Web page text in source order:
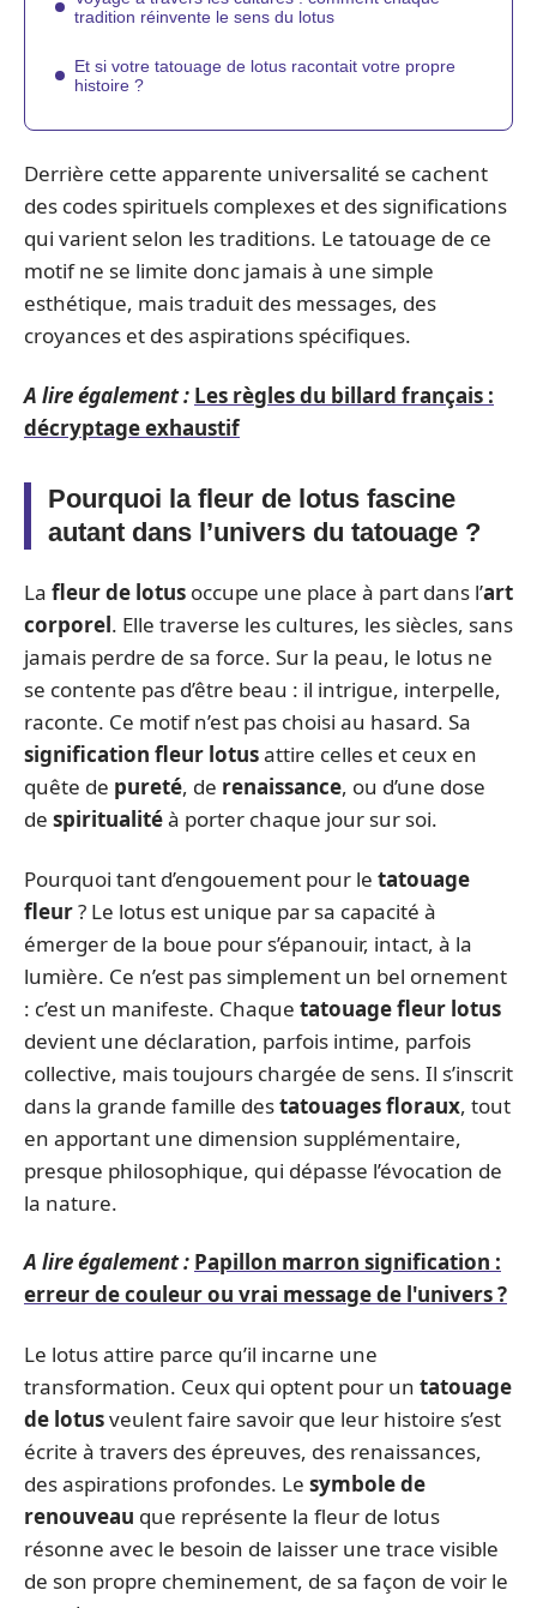
tradition réinvente le sens du lotus
Et si votre tatouage de lotus racontait votre propre
histoire ?
Derrière cette apparente universalité se cachent
des codes spirituels complexes et des significations
qui varient selon les traditions. Le tatouage de ce
motif ne se limite donc jamais à une simple
esthétique, mais traduit des messages, des
croyances et des aspirations spécifiques.
A lire également : Les règles du billard français :
décryptage exhaustif
Pourquoi la fleur de lotus fascine
autant dans l’univers du tatouage ?
La fleur de lotus occupe une place à part dans l’art
corporel. Elle traverse les cultures, les siècles, sans
jamais perdre de sa force. Sur la peau, le lotus ne
se contente pas d’être beau : il intrigue, interpelle,
raconte. Ce motif n’est pas choisi au hasard. Sa
signification fleur lotusattire celles et ceux en
quête de pureté, de renaissance, ou d’une dose
de spiritualitéà porter chaque jour sur soi.
Pourquoi tant d’engouement pour le tatouage
fleur? Le lotus est unique par sa capacité à
émerger de la boue pour s’épanouir, intact, à la
lumière. Ce n’est pas simplement un bel ornement
: c’est un manifeste. Chaque tatouage fleur lotus
devient une déclaration, parfois intime, parfois
collective, mais toujours chargée de sens. Il s’inscrit
dans la grande famille destatouages floraux, tout
en apportant une dimension supplémentaire,
presque philosophique, qui dépasse l’évocation de
la nature.
A lire également : Papillon marron signification :
erreur de couleur ou vrai message de l'univers ?
Le lotus attire parce qu’il incarne une
transformation. Ceux qui optent pour un tatouage
de lotusveulent faire savoir que leur histoire s’est
écrite à travers des épreuves, des renaissances,
des aspirations profondes. Le symbole de
renouveau que représente la fleur de lotus
résonne avec le besoin de laisser une trace visible
de son propre cheminement, de sa façon de voir le